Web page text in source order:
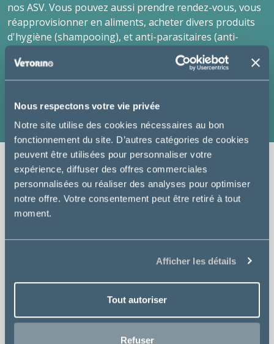
Nous respectons votre vie privée
Notre site utilise des cookies nécessaires au bon
fonctionnement du site. D’autres catégories de cookies
peuvent être utilisées pour personnaliser votre
expérience, diffuser des offres commerciales
personnalisées ou réaliser des analyses pour optimiser
notre offre. Votre consentement peut être retiré à tout
moment.
Afficher les détails
Tout autoriser
Refuser
nos ASV. Vous pouvez aussi prendre rendez-vous, vous
réapprovisionner en aliments, acheter divers produits
d'hygiène (shampooing), et anti-parasitaires (anti-
Nous vous souhaitons une bonne visite sur notre site.
consulter nos fiches conseils santé.
Consultation
Chirurgie